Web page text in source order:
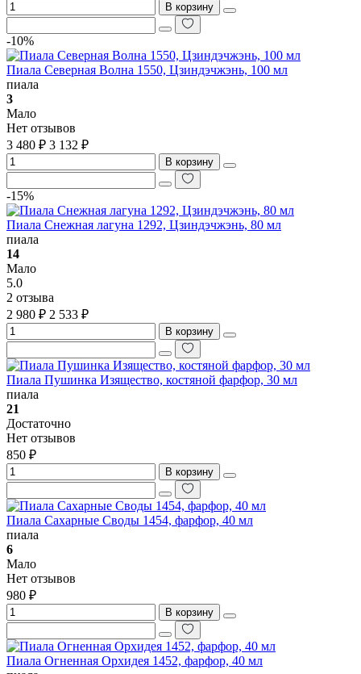
В корзину
-10%
Пиала Северная Волна 1550, Цзиндэчжэнь, 100 мл
пиала
3
Мало
Нет отзывов
3 480 ₽ 3 132 ₽
В корзину
-15%
Пиала Снежная лагуна 1292, Цзиндэчжэнь, 80 мл
пиала
14
Мало
5.0
2 отзыва
2 980 ₽ 2 533 ₽
В корзину
Пиала Пушинка Изящество, костяной фарфор, 30 мл
пиала
21
Достаточно
Нет отзывов
850 ₽
В корзину
Пиала Сахарные Своды 1454, фарфор, 40 мл
пиала
6
Мало
Нет отзывов
980 ₽
В корзину
Пиала Огненная Орхидея 1452, фарфор, 40 мл